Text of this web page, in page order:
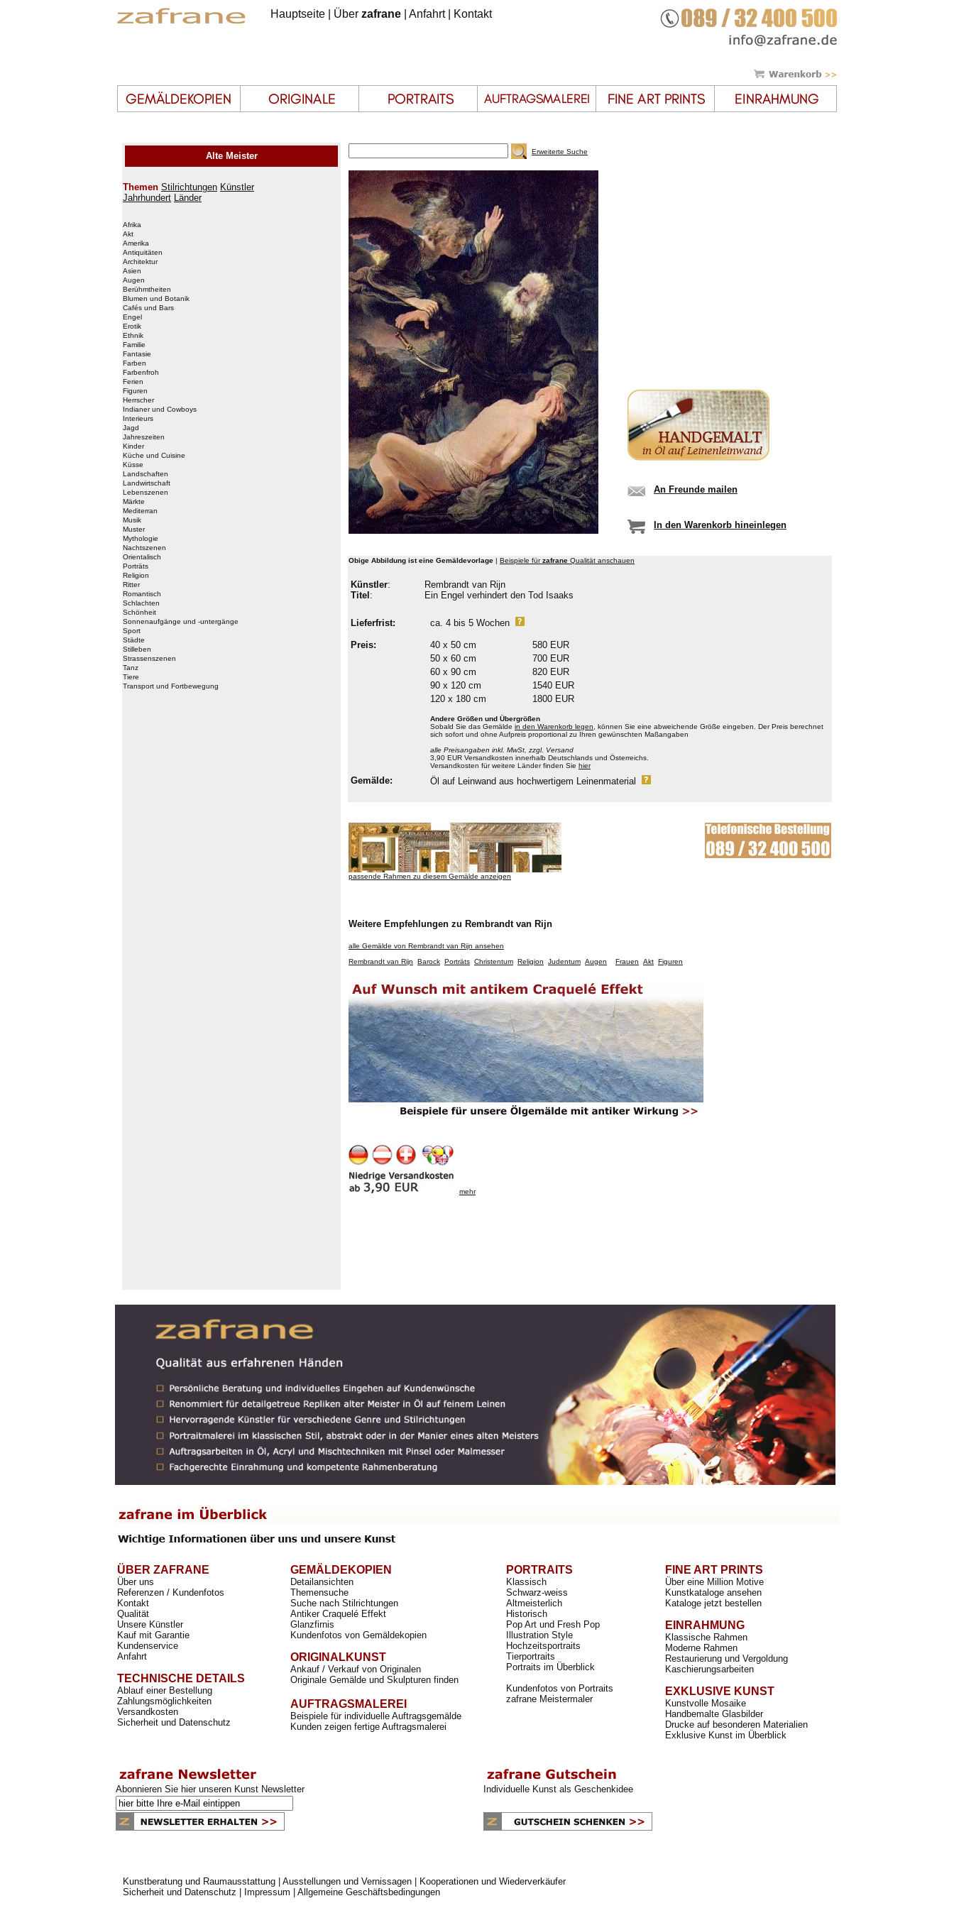
Hauptseite Über zafrane Anfahrt| Kontakt
Alte Meister
Themen Stilrichtungen Künstler
Jahrhundert Länder
Afrika
Akt
Amerika
Antiquitäten
Architektur
Asien
Augen
Berühmtheiten
Blumen und Botanik
Cafés und Bars
Engel
Erotik
Ethnik
Familie
Fantasie
Farben
Farbenfroh
Ferien
Figuren
Herrscher
Indianer und Cowboys
Interieurs
Jagd
Jahreszeiten
Kinder
Küche und Cuisine
Küsse
Landschaften
Landwirtschaft
Lebenszenen
Märkte
Mediterran
Musik
Muster
Mythologie
Nachtszenen
Orientalisch
Porträts
Religion
Ritter
Romantisch
Schlachten
Schönheit
Sonnenaufgänge und -untergänge
Sport
Städte
Stilleben
Strassenszenen
Tanz
Tiere
Transport und Fortbewegung
Erweiterte Suche
An Freunde mailen
In den Warenkorb hineinlegen
Obige Abbildung ist eine Gemäldevorlage | Beispiele fürzafrane Qualität anschauen
Künstler:
Titel :
Rembrandt van Rijn
Ein Engel verhindert den Tod Isaaks
Lieferfrist: ca. 4 bis 5 Wochen
Preis: 40 x 50 cm
580 EUR
50 x 60 cm
700 EUR
60 x 90 cm
820 EUR
90 x 120 cm
1540 EUR
120 x 180 cm
1800 EUR
Andere Größen und Übergrößen
Sobald Sie das Gemälde in den Warenkorb legen , können Sie eine abweichende Größe eingeben. Der Preis berechnet
sich sofort und ohne Aufpreis proportional zu Ihren gewünschten Maßangaben
alle Preisangaben inkl. MwSt, zzgl. Versand
3,90 EUR Versandkosten innerhalb Deutschlands und Österreichs.
Versandkosten für weitere Länder finden Sie hier
Gemälde: Öl auf Leinwand aus hochwertigem Leinenmaterial
passende Rahmen zu diesem Gemälde anzeigen
Weitere Empfehlungen zu Rembrandt van Rijn
alle Gemälde von Rembrandt van Rijn ansehen
Rembrandt van Rijn
Barock Porträts Christentum Religion Judentum Augen Frauen Akt Figuren
mehr
ÜBER ZAFRANE
Über uns
Referenzen / Kundenfotos
Kontakt
Qualität
Unsere Künstler
Kauf mit Garantie
Kundenservice
Anfahrt
TECHNISCHE DETAILS
Ablauf einer Bestellung
Zahlungsmöglichkeiten
Versandkosten
Sicherheit und Datenschutz
GEMÄLDEKOPIEN
Detailansichten
Themensuche
Suche nach Stilrichtungen
Antiker Craquelé Effekt
Glanzfirnis
Kundenfotos von Gemäldekopien
ORIGINALKUNST
Ankauf / Verkauf von Originalen
Originale Gemälde und Skulpturen finden
AUFTRAGSMALEREI
Beispiele für individuelle Auftragsgemälde
Kunden zeigen fertige Auftragsmalerei
PORTRAITS
Klassisch
Schwarz-weiss
Altmeisterlich
Historisch
Pop Art und Fresh Pop
Illustration Style
Hochzeitsportraits
Tierportraits
Portraits im Überblick
Kundenfotos von Portraits
zafrane Meistermaler
FINE ART PRINTS
Über eine Million Motive
Kunstkataloge ansehen
Kataloge jetzt bestellen
EINRAHMUNG
Klassische Rahmen
Moderne Rahmen
Restaurierung und Vergoldung
Kaschierungsarbeiten
EXKLUSIVE KUNST
Kunstvolle Mosaike
Handbemalte Glasbilder
Drucke auf besonderen Materialien
Exklusive Kunst im Überblick
Abonnieren Sie hier unseren Kunst Newsletter Individuelle Kunst als Geschenkidee
Kunstberatung und Raumausstattung Ausstellungen und Vernissagen
Kooperationen und Wiederverkäufer
Sicherheit und Datenschutz
Impressum Allgemeine Geschäftsbedingungen